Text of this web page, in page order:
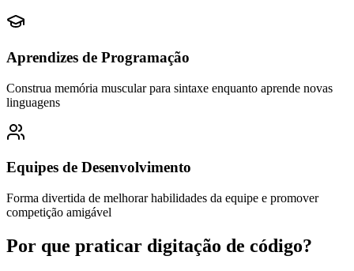
Aprendizes de Programação
Construa memória muscular para sintaxe enquanto aprende novas
linguagens
Equipes de Desenvolvimento
Forma divertida de melhorar habilidades da equipe e promover
competição amigável
Por que praticar digitação de código?